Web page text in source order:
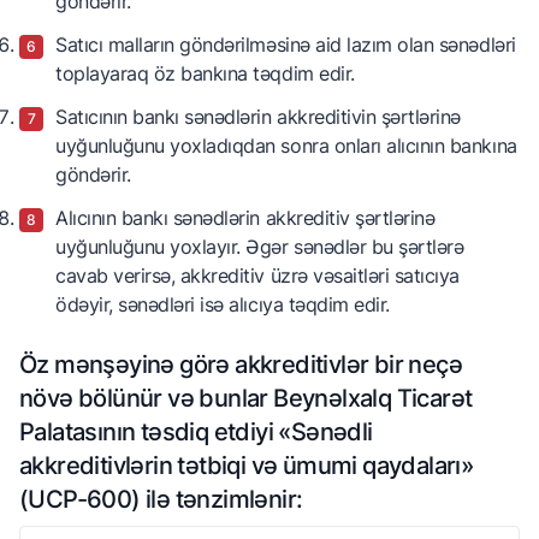
Satıcı malların göndərilməsinə aid lazım olan sənədləri
toplayaraq öz bankına təqdim edir.
Satıcının bankı sənədlərin akkreditivin şərtlərinə
uyğunluğunu yoxladıqdan sonra onları alıcının bankına
göndərir.
Alıcının bankı sənədlərin akkreditiv şərtlərinə
uyğunluğunu yoxlayır. Əgər sənədlər bu şərtlərə
cavab verirsə, akkreditiv üzrə vəsaitləri satıcıya
ödəyir, sənədləri isə alıcıya təqdim edir.
Öz mənşəyinə görə akkreditivlər bir neçə
növə bölünür və bunlar Beynəlxalq Ticarət
Palatasının təsdiq etdiyi «Sənədli
akkreditivlərin tətbiqi və ümumi qaydaları»
(UCP-600) ilə tənzimlənir: